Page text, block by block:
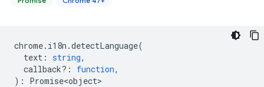
chrome. i18n .detectLanguage(
text : string,
callback? : function,
) : Promise<object>